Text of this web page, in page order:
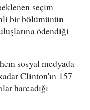
seçim
bir bölümünün
ödendiği
sosyal medyada
Clinton'ın 157
harcadığı